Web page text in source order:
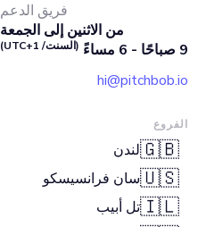
فريق الدعم
من الاثنين إلى الجمعة
9 صباحًا - 6 مساءً
(السنت/ UTC+1)
hi@pitchbob.io
الفروع
🇬🇧لندن
🇺🇸سان فرانسيسكو
🇮🇱تل أبيب